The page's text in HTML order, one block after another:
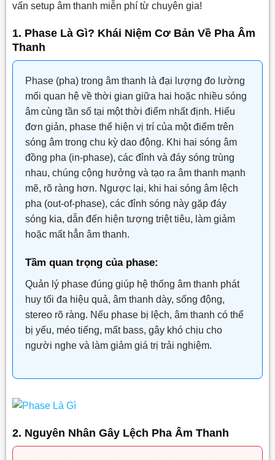
vấn setup âm thanh miễn phí từ chuyên gia!
1. Phase Là Gì? Khái Niệm Cơ Bản Về Pha Âm
Thanh
Phase (pha) trong âm thanh là đại lượng đo lường
mối quan hệ về thời gian giữa hai hoặc nhiều sóng
âm cùng tần số tại một thời điểm nhất định. Hiểu
đơn giản, phase thể hiện vị trí của một điểm trên
sóng âm trong chu kỳ dao động. Khi hai sóng âm
đồng pha (in-phase), các đỉnh và đáy sóng trùng
nhau, chúng cộng hưởng và tạo ra âm thanh mạnh
mẽ, rõ ràng hơn. Ngược lại, khi hai sóng âm lệch
pha (out-of-phase), các đỉnh sóng này gặp đáy
sóng kia, dẫn đến hiện tượng triệt tiêu, làm giảm
hoặc mất hẳn âm thanh.
Tầm quan trọng của phase:
Quản lý phase đúng giúp hệ thống âm thanh phát
huy tối đa hiệu quả, âm thanh dày, sống động,
stereo rõ ràng. Nếu phase bị lệch, âm thanh có thể
bị yếu, méo tiếng, mất bass, gây khó chịu cho
người nghe và làm giảm giá trị trải nghiệm.
2. Nguyên Nhân Gây Lệch Pha Âm Thanh